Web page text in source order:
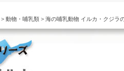
> 動物・哺乳類 > 海の哺乳動物 イルカ・クジラ